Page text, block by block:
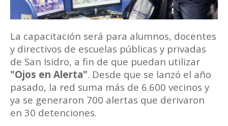
La capacitación será para alumnos, docentes
y directivos de escuelas públicas y privadas
de San Isidro, a fin de que puedan utilizar
"Ojos en Alerta". Desde que se lanzó el año
pasado, la red suma más de 6.600 vecinos y
ya se generaron 700 alertas que derivaron
en 30 detenciones.